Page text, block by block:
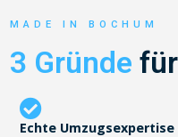
MADE IN BOCHUM
3 Gründe
Echte Umzugsexpertise